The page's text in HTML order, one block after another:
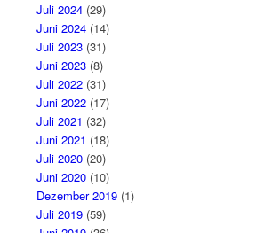
Juli 2024(29)
Juni 2024(14)
Juli 2023(31)
Juni 2023(8)
Juli 2022(31)
Juni 2022(17)
Juli 2021 (32)
Juni 2021 (18)
Juli 2020(20)
Juni 2020(10)
Dezember 2019(1)
Juli 2019(59)